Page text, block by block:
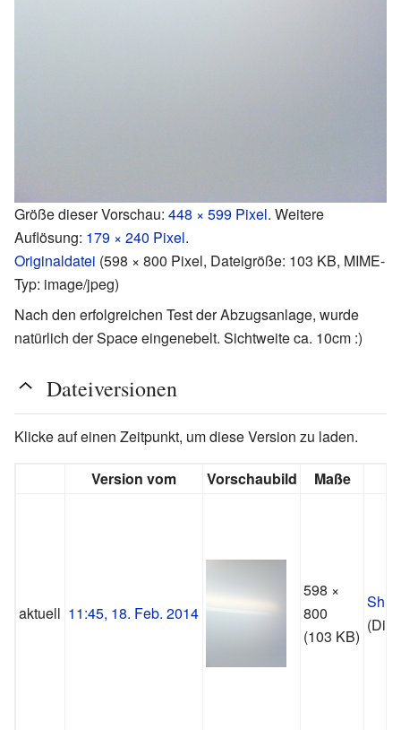
Größe dieser Vorschau: 448 × 599 Pixel. Weitere
Auflösung: 179 × 240 Pixel.
Originaldatei (598 × 800 Pixel, Dateigröße: 103 KB, MIME-
Typ: image/jpeg)
Nach den erfolgreichen Test der Abzugsanlage, wurde
natürlich der Space eingenebelt. Sichtweite ca. 10cm :)
Dateiversionen
Klicke auf einen Zeitpunkt, um diese Version zu laden.
Version vom Vorschaubild Maße
aktuell 11:45, 18. Feb. 2014
598 ×
800
(103 KB)
(